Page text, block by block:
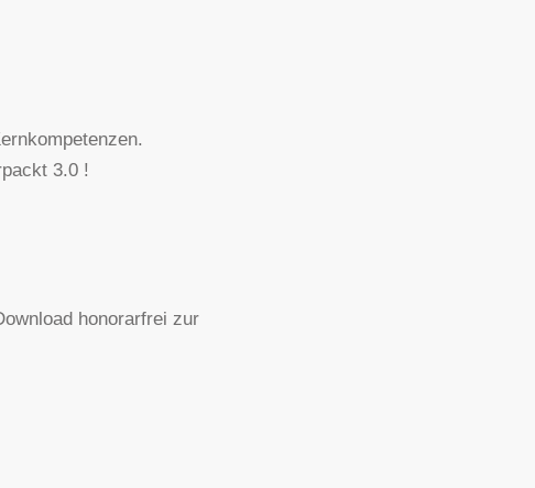
3.0 !
honorarfrei zur